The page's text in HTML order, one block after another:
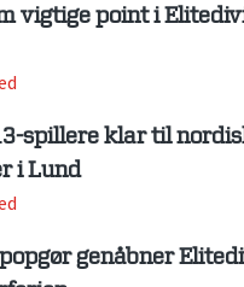
vigtige point i
spillere klar til
i Lund
genåbner